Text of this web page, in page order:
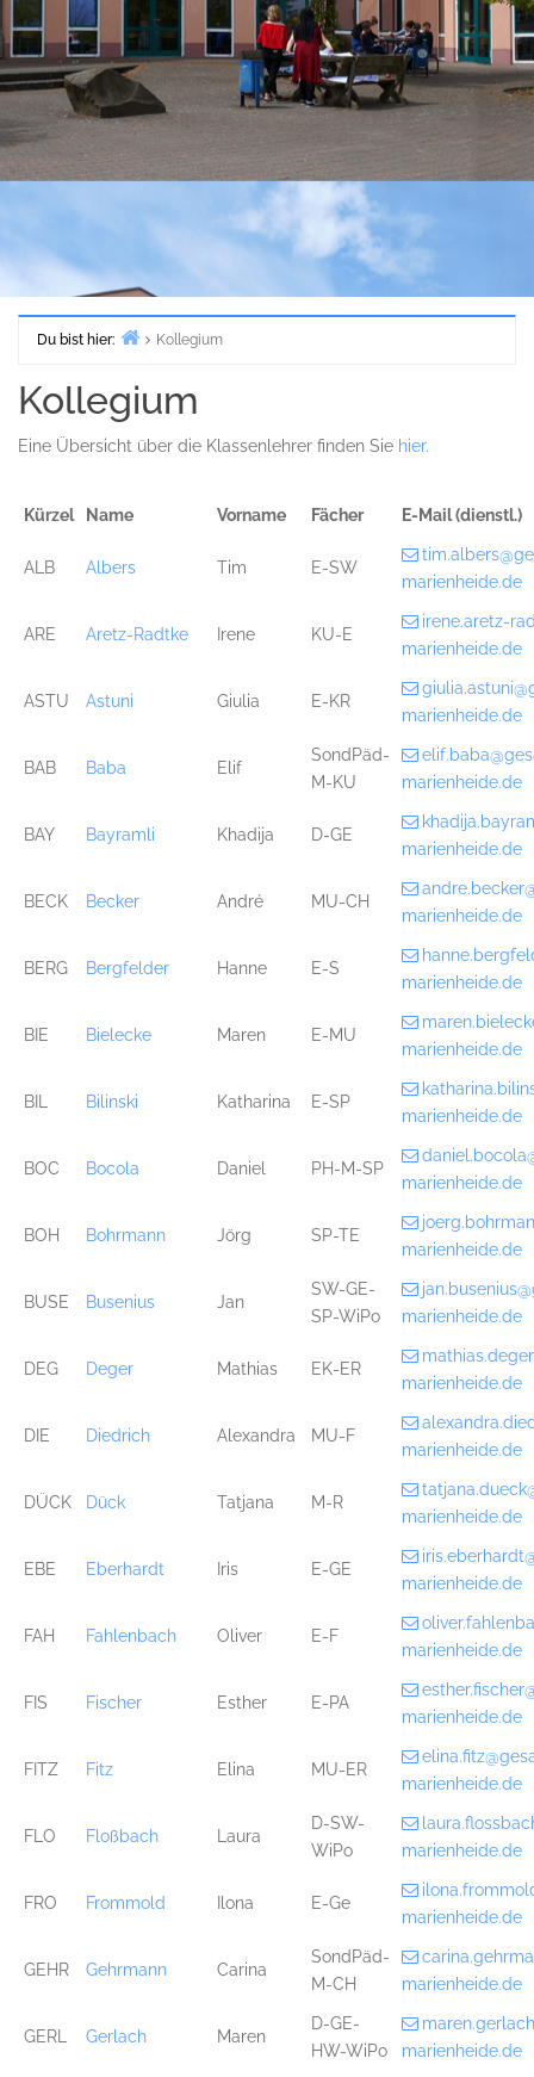
Du bist hier:
Kollegium
Kollegium
Eine Übersicht über die Klassenlehrer finden Sie hier.
Kürzel Name Vorname Fächer E-Mail (dienstl.)
ALB Albers Tim E-SW
marienheide.de
ARE Aretz-Radtke Irene KU-E
irene.aretz-
marienheide.de
ASTU Astuni Giulia E-KR
marienheide.de
BAB Baba Elif
SondPäd-
M-KU
marienheide.de
BAY Bayramli Khadija D-GE
marienheide.de
BECK Becker André MU-CH
marienheide.de
BERG Bergfelder Hanne E-S
marienheide.de
BIE Bielecke Maren E-MU
marienheide.de
BIL Bilinski Katharina E-SP
marienheide.de
BOC Bocola Daniel PH-M-SP
marienheide.de
BOH Bohrmann Jörg SP-TE
marienheide.de
BUSE Busenius Jan
SW-GE-
SP-WiPo
marienheide.de
DEG Deger Mathias EK-ER
marienheide.de
DIE Diedrich Alexandra MU-F
marienheide.de
DÜCK Dück Tatjana M-R
marienheide.de
EBE Eberhardt Iris E-GE
marienheide.de
FAH Fahlenbach Oliver E-F
marienheide.de
FIS Fischer Esther E-PA
marienheide.de
FITZ Fitz Elina MU-ER
marienheide.de
FLO Floßbach Laura
D-SW-
WiPo
marienheide.de
FRO Frommold Ilona E-Ge
marienheide.de
GEHR Gehrmann Carina
SondPäd-
M-CH
marienheide.de
GERL Gerlach Maren
D-GE-
HW-WiPo
marienheide.de